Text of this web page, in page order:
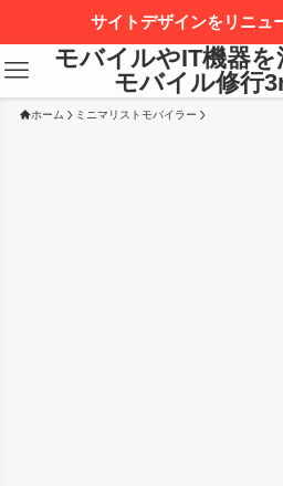
サイトデザインをリニュ
モバイルやIT機器
モバイル修行
ホーム ミニマリストモバイラー